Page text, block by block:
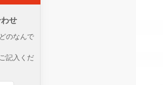
せ
のなんで
記入くだ